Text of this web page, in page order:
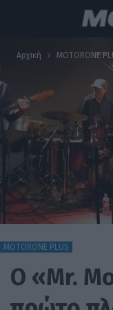
Αρχική MOTORONE
MOTORONE PLUS
O «Mr.